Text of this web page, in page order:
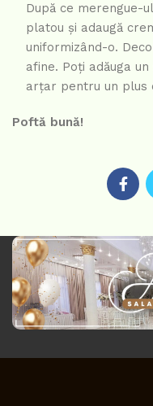
După ce merengue-
platou și adaugă
uniformizând-o.
afine. Poți adăuga
arțar pentru un plus
Poftă bună!